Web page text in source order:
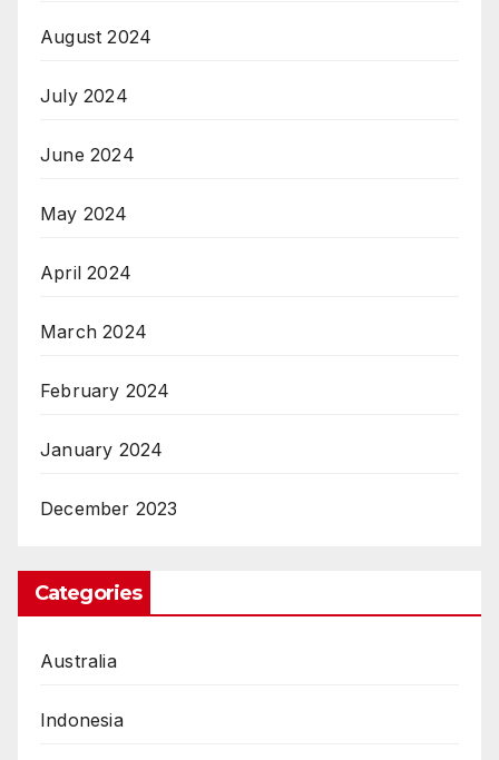
August 2024
July 2024
June 2024
May 2024
April 2024
March 2024
February 2024
January 2024
December 2023
Categories
Australia
Indonesia